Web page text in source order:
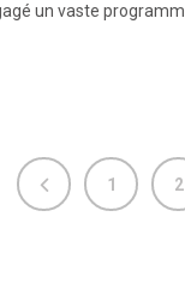
un vaste
1 2